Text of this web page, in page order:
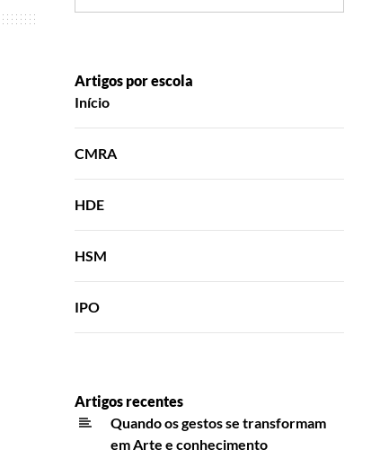
Artigos por escola
Início
CMRA
HDE
HSM
IPO
Artigos recentes
Quando os gestos se transformam
em Arte e conhecimento